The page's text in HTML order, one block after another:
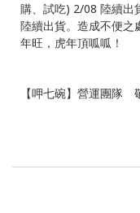
購、試吃) 2/08 陸續出
陸續出貨。造成不便之
年旺，虎年頂呱呱！
【呷七碗】營運團隊